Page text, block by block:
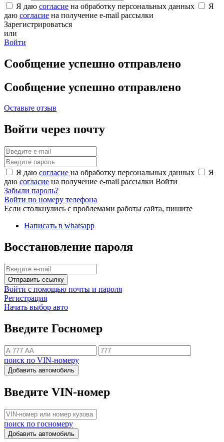
Я даю согласие на обработку персональных данных
Я
даю согласие на получение e-mail рассылки
Зарегистрироваться
или
Войти
Сообщение успешно отправлено
Сообщение успешно отправлено
Оставьте отзыв
Войти через почту
Я даю согласие на обработку персональных данных
Я
даю согласие на получение e-mail рассылки Войти
Забыли пароль?
Войти по номеру телефона
Если столкнулись с проблемами работы сайта, пишите
Написать в whatsapp
Восстановление пароля
Отправить ссылку
Войти с помощью почты и пароля
Регистрация
Начать выбор авто
Введите Госномер
поиск по VIN-номеру
Добавить автомобиль
Введите VIN-номер
поиск по госномеру
Добавить автомобиль